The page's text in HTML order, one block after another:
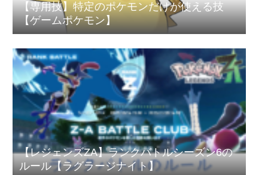
【専用技】特定のポケモンだけが使える技
【ゲームポケモン】
【レジェンズZA】ランクバトルシーズン6の
ルール【ラグラージナイト】